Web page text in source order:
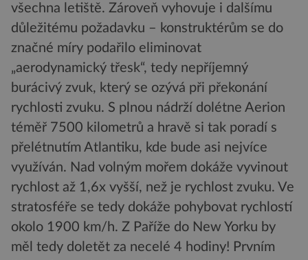
všechna letiště. Zároveň vyhovuje i dalšímu
důležitému požadavku – konstruktérům se do
značné míry podařilo eliminovat
„aerodynamický třesk“, tedy nepříjemný
burácivý zvuk, který se ozývá při překonání
rychlosti zvuku. S plnou nádrží dolétne Aerion
téměř 7500 kilometrů a hravě si tak poradí s
přelétnutím Atlantiku, kde bude asi nejvíce
využíván. Nad volným mořem dokáže vyvinout
rychlost až 1,6x vyšší, než je rychlost zvuku. Ve
stratosféře se tedy dokáže pohybovat rychlostí
okolo 1900 km/h. Z Paříže do New Yorku by
měl tedy doletět za necelé 4 hodiny! Prvním